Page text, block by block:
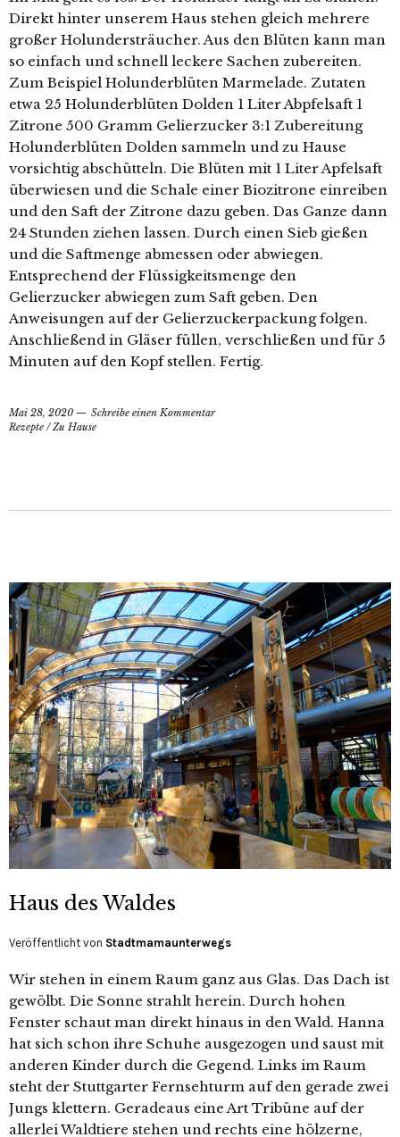
Direkt hinter unserem Haus stehen gleich mehrere
großer Holundersträucher. Aus den Blüten kann man
so einfach und schnell leckere Sachen zubereiten.
Zum Beispiel Holunderblüten Marmelade. Zutaten
etwa 25 Holunderblüten Dolden 1 Liter Abpfelsaft 1
Zitrone 500 Gramm Gelierzucker 3:1 Zubereitung
Holunderblüten Dolden sammeln und zu Hause
vorsichtig abschütteln. Die Blüten mit 1 Liter Apfelsaft
überwiesen und die Schale einer Biozitrone einreiben
und den Saft der Zitrone dazu geben. Das Ganze dann
24 Stunden ziehen lassen. Durch einen Sieb gießen
und die Saftmenge abmessen oder abwiegen.
Entsprechend der Flüssigkeitsmenge den
Gelierzucker abwiegen zum Saft geben. Den
Anweisungen auf der Gelierzuckerpackung folgen.
Anschließend in Gläser füllen, verschließen und für 5
Minuten auf den Kopf stellen. Fertig.
Mai 28, 2020
Schreibe einen Kommentar
Rezepte /Zu Hause
Haus des Waldes
Veröffentlicht von Stadtmamaunterwegs
Wir stehen in einem Raum ganz aus Glas. Das Dach ist
gewölbt. Die Sonne strahlt herein. Durch hohen
Fenster schaut man direkt hinaus in den Wald. Hanna
hat sich schon ihre Schuhe ausgezogen und saust mit
anderen Kinder durch die Gegend. Links im Raum
steht der Stuttgarter Fernsehturm auf den gerade zwei
Jungs klettern. Geradeaus eine Art Tribüne auf der
allerlei Waldtiere stehen und rechts eine hölzerne,